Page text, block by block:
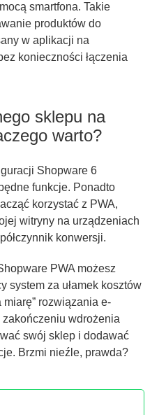
smartfona. Takie
produktów do
w aplikacji na
konieczności łączenia
sklepu na
warto?
Shopware 6
funkcje. Ponadto
korzystać z PWA,
witryny na urządzeniach
konwersji.
PWA możesz
system za ułamek kosztów
miarę” rozwiązania e-
wdrożenia
swój sklep i dodawać
Brzmi nieźle, prawda?